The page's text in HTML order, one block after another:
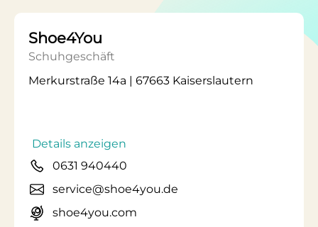
Shoe4You
Schuhgeschäft
Merkurstraße 14a | 67663 Kaiserslautern
Details anzeigen
0631 940440
service@shoe4you.de
shoe4you.com